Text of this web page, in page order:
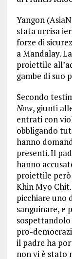
Yangon
stata uccisa
forze di
a Mandalay.
proiettile
gambe di suo
Secondo
Now, giunti
entrati con
obbligando
hanno
presenti. Il
hanno
proiettile però
Khin Myo
picchiare uno
sanguinare, e
pro-
il padre ha
non vi è stato